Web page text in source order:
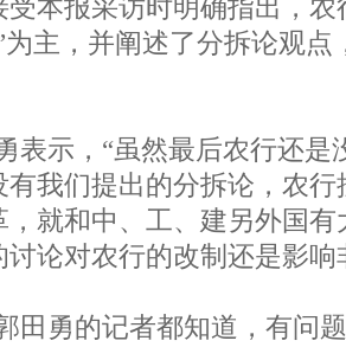
受本报采访时明确指出，
为主，并阐述了分拆论观点
示，“虽然最后农行还是
有我们提出的分拆论，农行
，就和中、工、建另外国有
讨论对农行的改制还是影响
勇的记者都知道，有问题